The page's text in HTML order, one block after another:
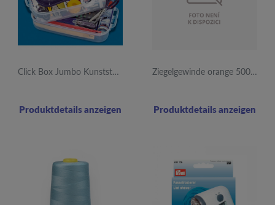
Click Box Jumbo Kunststoffschale
Produktdetails anzeigen
Ziegelgewinde orange 5000y 724 12St
Produktdetails anzeigen